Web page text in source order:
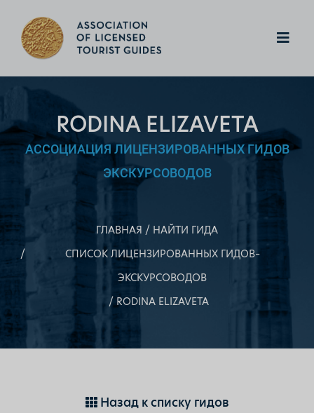
RODINA ELIZAVETA
АССОЦИАЦИЯ ЛИЦЕНЗИРОВАННЫХ ГИДОВ
ЭКСКУРСОВОДОВ
ГЛАВНАЯ
НАЙТИ ГИДА
СПИСОК ЛИЦЕНЗИРОВАННЫХ ГИДОВ–
ЭКСКУРСОВОДОВ
RODINA ELIZAVETA
Назад к списку гидов